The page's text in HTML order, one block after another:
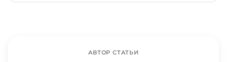
АВТОР СТАТЬИ